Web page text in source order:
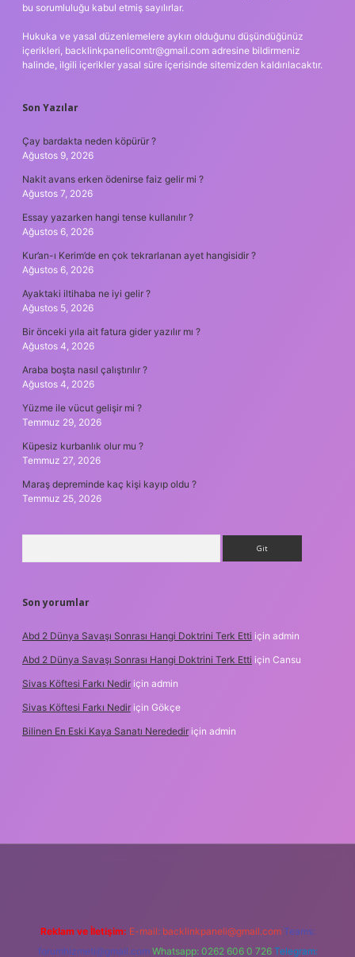
bu sorumluluğu kabul etmiş sayılırlar.
Hukuka ve yasal düzenlemelere aykırı olduğunu düşündüğünüz
içerikleri, backlinkpanelicomtr@gmail.com adresine bildirmeniz
halinde, ilgili içerikler yasal süre içerisinde sitemizden kaldırılacaktır.
Son Yazılar
Çay bardakta neden köpürür ?
Ağustos 9, 2026
Nakit avans erken ödenirse faiz gelir mi ?
Ağustos 7, 2026
Essay yazarken hangi tense kullanılır ?
Ağustos 6, 2026
Kur’an-ı Kerim’de en çok tekrarlanan ayet hangisidir ?
Ağustos 6, 2026
Ayaktaki iltihaba ne iyi gelir ?
Ağustos 5, 2026
Bir önceki yıla ait fatura gider yazılır mı ?
Ağustos 4, 2026
Araba boşta nasıl çalıştırılır ?
Ağustos 4, 2026
Yüzme ile vücut gelişir mi ?
Temmuz 29, 2026
Küpesiz kurbanlık olur mu ?
Temmuz 27, 2026
Maraş depreminde kaç kişi kayıp oldu ?
Temmuz 25, 2026
Son yorumlar
Abd 2 Dünya Savaşı Sonrası Hangi Doktrini Terk Etti için admin
Abd 2 Dünya Savaşı Sonrası Hangi Doktrini Terk Etti için Cansu
Sivas Köftesi Farkı Nedir için admin
Sivas Köftesi Farkı Nedir için Gökçe
Bilinen En Eski Kaya Sanatı Nerededir için admin
Reklam ve İletişim: E-mail: backlinkpaneli@gmail.com Teams:
forumhizmeti@gmail.com Whatsapp: 0262 606 0 726 Telegram: